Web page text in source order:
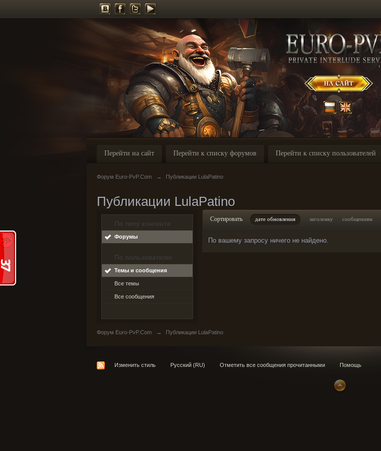
Перейти на сайт Перейти к списку форумов Перейти к списку пользователей
Форум Euro-PvP.Com → Публикации LulaPatino
Публикации LulaPatino
По типу контента
Форумы
По пользователю
Темы и сообщения
Все темы
Все сообщения
Сортировать дате обновления заголовку сообщениям
По вашему запросу ничего не найдено.
Форум Euro-PvP.Com → Публикации LulaPatino
Изменить стиль Русский (RU) Отметить все сообщения прочитанными Помощь